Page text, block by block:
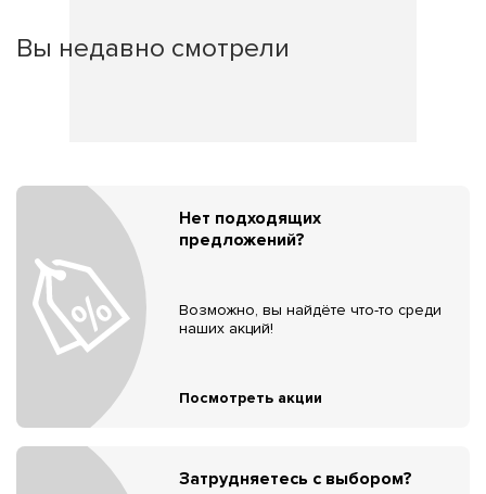
Вы недавно смотрели
Нет подходящих
предложений?
Возможно, вы найдёте что-то среди
наших акций!
Посмотреть акции
Затрудняетесь с выбором?